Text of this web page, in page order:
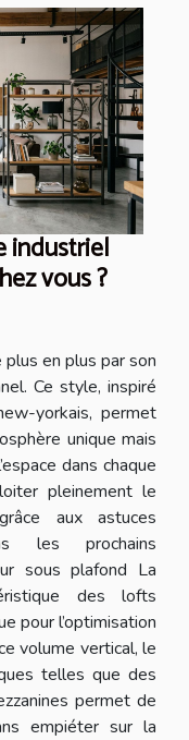
industriel
vous ?
en plus par son
Ce style, inspiré
yorkais, permet
unique mais
dans chaque
pleinement le
aux astuces
les prochains
sous plafond La
des lofts
pour l’optimisation
volume vertical, le
telles que des
permet de
empiéter sur la